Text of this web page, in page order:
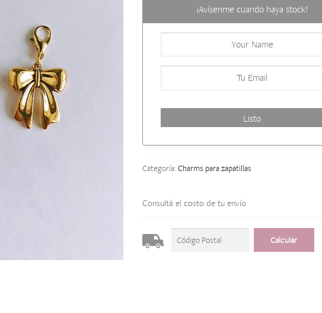
¡Avísenme cuando haya stock!
Categoría: Charms para zapatillas
Consultá el costo de tu envío